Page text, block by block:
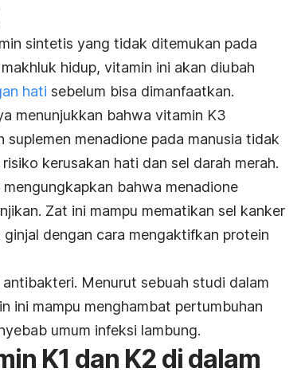
sintetis yang tidak ditemukan pada
hidup, vitamin ini akan diubah
hati sebelum bisa dimanfaatkan.
menunjukkan bahwa vitamin K3
suplemen menadione pada manusia tidak
kerusakan hati dan sel darah merah.
bahwa menadione
Zat ini mampu mematikan sel kanker
dengan cara mengaktifkan protein
Menurut sebuah studi dalam
ini mampu menghambat pertumbuhan
umum infeksi lambung.
K1 dan K2 di dalam